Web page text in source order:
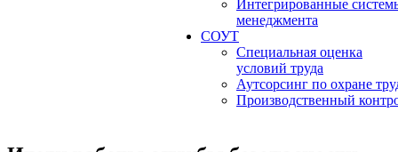
Интегрированные
менеджмента
СОУТ
Специальная оценка
условий труда
Аутсорсинг по охране
Производственный